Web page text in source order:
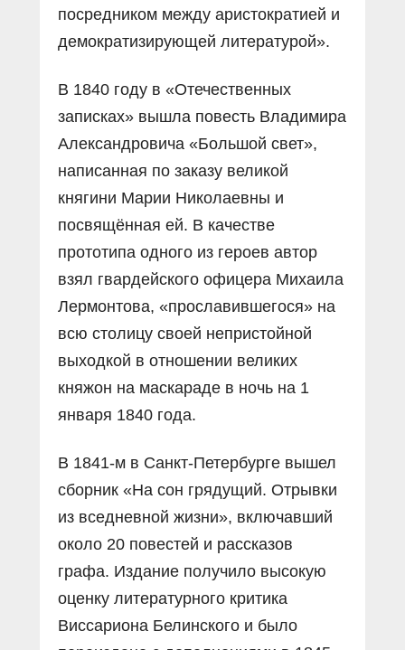
посредником между аристократией и
демократизирующей литературой».
В 1840 году в «Отечественных
записках» вышла повесть Владимира
Александровича «Большой свет»,
написанная по заказу великой
княгини Марии Николаевны и
посвящëнная ей. В качестве
прототипа одного из героев автор
взял гвардейского офицера Михаила
Лермонтова, «прославившегося» на
всю столицу своей непристойной
выходкой в отношении великих
княжон на маскараде в ночь на 1
января 1840 года.
В 1841-м в Санкт-Петербурге вышел
сборник «На сон грядущий. Отрывки
из вседневной жизни», включавший
около 20 повестей и рассказов
графа. Издание получило высокую
оценку литературного критика
Виссариона Белинского и было